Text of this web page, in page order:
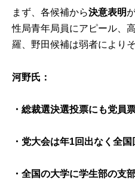
まず、各候補から決意表明
性局青年局員にアピール、
羅、野田候補は弱者により
河野氏：
・総裁選決選投票にも党員
・党大会は年1回出なく全国
・全国の大学に学生部の支